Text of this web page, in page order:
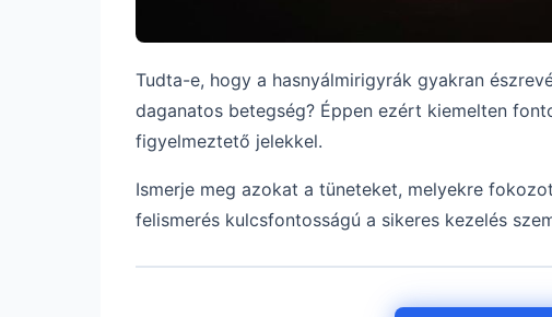
Tudta-e, hogy a hasnyálmirigyrák gyakran
daganatos betegség? Éppen ezért kiemelten
figyelmeztető jelekkel.
Ismerje meg azokat a tüneteket, melyekre
felismerés kulcsfontosságú a sikeres kezelés